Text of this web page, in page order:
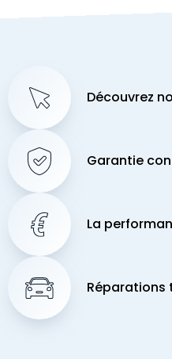
Découvrez
Garantie
La
Réparations